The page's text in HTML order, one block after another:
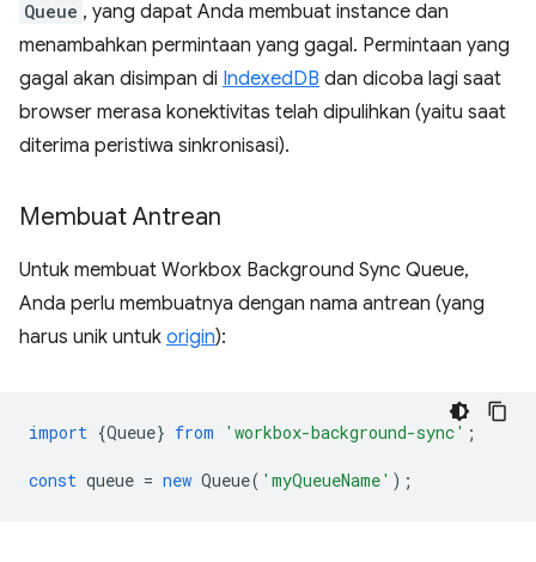
Queue , yang dapat Anda membuat instance dan
menambahkan permintaan yang gagal. Permintaan yang
gagal akan disimpan di IndexedDB dan dicoba lagi saat
browser merasa konektivitas telah dipulihkan (yaitu saat
diterima peristiwa sinkronisasi).
Membuat Antrean
Untuk membuat Workbox Background Sync Queue,
Anda perlu membuatnya dengan nama antrean (yang
harus unik untuk origin):
import {Queue} from 'workbox-background-sync' ;
const queue = new Queue( 'myQueueName' );